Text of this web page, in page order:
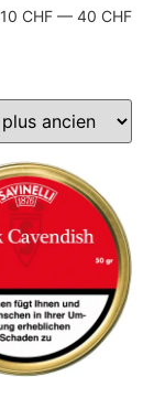
10 CHF — 40 CHF